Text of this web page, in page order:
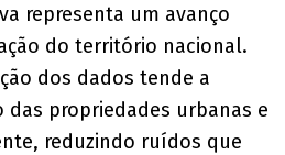
representa um avanço
do território nacional.
dos dados tende a
propriedades urbanas e
reduzindo ruídos que